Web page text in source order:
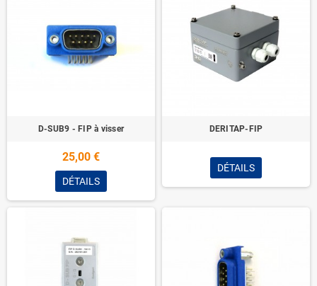
D-SUB9 - FIP à visser
25,00 €
DÉTAILS
DERITAP-FIP
DÉTAILS